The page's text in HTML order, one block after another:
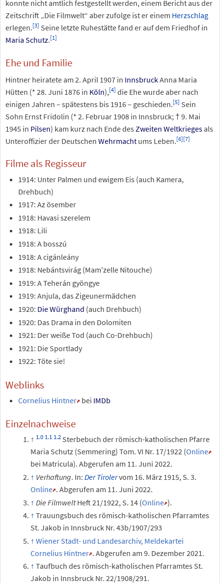
konnte nicht amtlich festgestellt werden, einem Bericht aus der
Zeitschrift „Die Filmwelt“ aber zufolge ist er einem Herzschlag
erlegen.[3] Seine letzte Ruhestätte fand er auf dem Friedhof in
Maria Schutz.[1]
Ehe und Familie
Hintner heiratete am 2. April 1907 in InnsbruckAnna Maria
Hütten (* 28. Juni 1876 in Köln),[4] die Ehe wurde aber nach
einigen Jahren – spätestens bis 1916 – geschieden.[5] Sein
Sohn Ernst Fridolin (* 2. Februar 1908 in Innsbruck; † 9. Mai
1945 in Pilsen) kam kurz nach Ende des Zweiten Weltkrieges als
Unteroffizier der Deutschen Wehrmacht ums Leben.[6][7]
Filme als Regisseur
1914: Unter Palmen und ewigem Eis (auch Kamera,
Drehbuch)
1917: Az ösember
1918: Havasi szerelem
1918: Lili
1918: A bosszú
1918: A cigánleány
1918: Nebántsvirág (Mam'zelle Nitouche)
1919: A Teherán gyöngye
1919: Anjula, das Zigeunermädchen
1920: Die Würghand (auch Drehbuch)
1920: Das Drama in den Dolomiten
1921: Der weiße Tod (auch Co-Drehbuch)
1921: Die Sportlady
1922: Töte sie!
Weblinks
Cornelius Hintner bei IMDb
Einzelnachweise
Sterbebuch der römisch-katholischen Pfarre
Maria Schutz (Semmering) Tom. VI Nr. 17/1922 (Online
bei Matricula). Abgerufen am 11. Juni 2022.
Verhaftung. In:Der Tirolervom 16. März 1915, S. 3.
Online . Abgerufen am 11. Juni 2022.
Die FilmweltHeft 21/1922, S. 14 (Online ).
Trauungsbuch des römisch-katholischen Pfarramtes
St. Jakob in Innsbruck Nr. 43b/1907/293
Wiener Stadt- und Landesarchiv, Meldekartei
Cornelius Hintner . Abgerufen am 9. Dezember 2021.
Taufbuch des römisch-katholischen Pfarramtes St.
Jakob in Innsbruck Nr. 22/1908/291.